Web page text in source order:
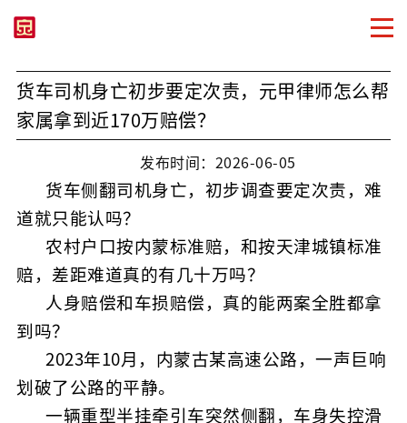
货车司机身亡初步要定次责，元甲律师怎么帮
家属拿到近170万赔偿？
发布时间：2026-06-05
货车侧翻司机身亡，初步调查要定次责，难
道就只能认吗？
农村户口按内蒙标准赔，和按天津城镇标准
赔，差距难道真的有几十万吗？
人身赔偿和车损赔偿，真的能两案全胜都拿
到吗？
2023年10月，内蒙古某高速公路，一声巨响
划破了公路的平静。
一辆重型半挂牵引车突然侧翻，车身失控滑